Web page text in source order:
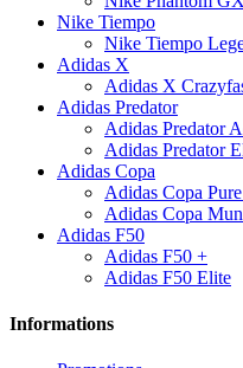
Nike Tiempo
Nike Tiempo
Adidas X
Adidas X
Adidas Predator
Adidas Predator
Adidas Predator
Adidas Copa
Adidas Copa
Adidas Copa
Adidas F50
Adidas F50 +
Adidas F50 Elite
Informations